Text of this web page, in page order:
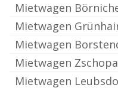
Mietwagen
Mietwagen
Mietwagen
Mietwagen
Mietwagen